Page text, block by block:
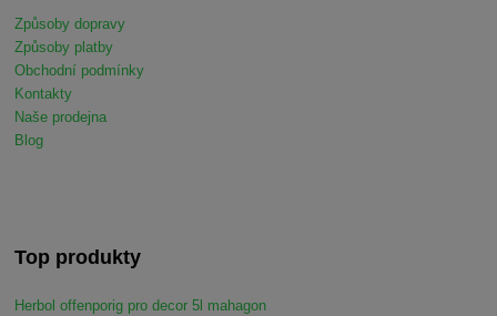
Způsoby dopravy
Způsoby platby
Obchodní podmínky
Kontakty
Naše prodejna
Blog
Top produkty
Herbol offenporig pro decor 5l mahagon